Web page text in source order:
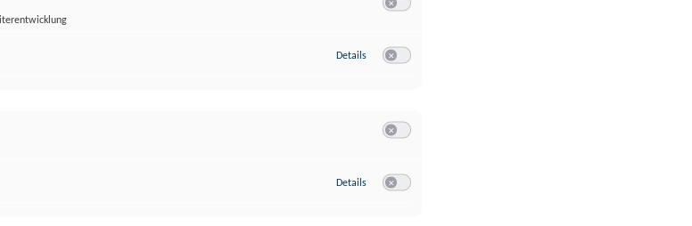
Details zu Google Analytics
Details zu YouTube